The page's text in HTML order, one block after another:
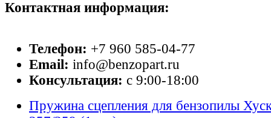
Контактная информация:
Телефон: +7 960 585-04-77
Email: info@benzopart.ru
Консультация: с 9:00-18:00
Пружина сцепления для бензопилы